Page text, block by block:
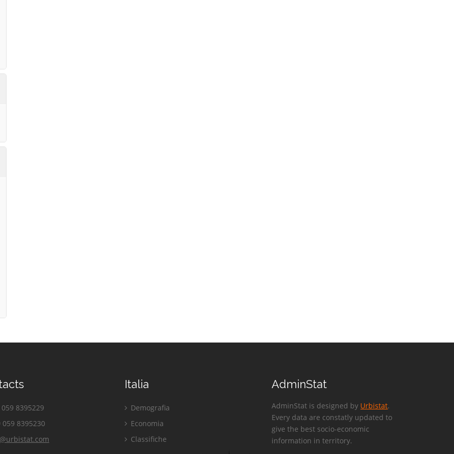
059 8395229
059 8395230
Italia
Demografia
Economia
Classifiche
AdminStat
AdminStat is designed by Urbistat.
Every data are constatly updated to
give the best socio-economic
information in territory.